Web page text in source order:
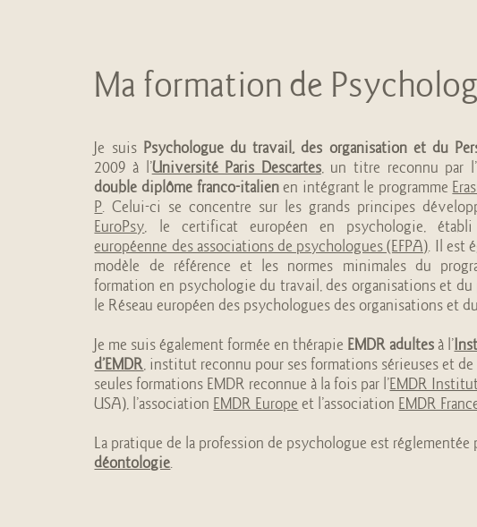
Ma formation de
Je suis Psychologue du travail, des organisation et du
2009 à l’Université Paris Descartes, un titre reconnu par
double diplôme franco-italienen intégrant le programme
P. Celui-ci se concentre sur les grands principes
EuroPsy, le certificat européen en psychologie,
européenne des associations de psychologues (EFPA). Il est
modèle de référence et les normes minimales du
formation en psychologie du travail, des organisations et du
le Réseau européen des psychologues des organisations et
Je me suis également formée en thérapie EMDR adultesà l’
d’EMDR, institut reconnu pour ses formations sérieuses et de
seules formations EMDR reconnue à la fois par l’EMDR
USA), l’association EMDR Europe et l’association EMDR
La pratique de la profession de psychologue est réglementée
déontologie.